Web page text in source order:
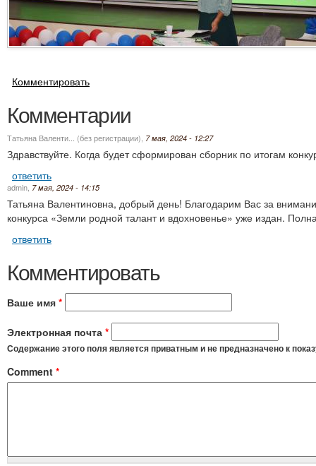
Комментировать
Комментарии
Татьяна Валенти... (без регистрации), 7 мая, 2024 - 12:27
Здравствуйте. Когда будет сформирован сборник по итогам
ответить
admin, 7 мая, 2024 - 14:15
Татьяна Валентиновна, добрый день! Благодарим Вас за
конкурса «Земли родной талант и вдохновенье» уже издан.
ответить
Комментировать
Ваше имя *
Электронная почта *
Содержание этого поля является приватным и не предназначено к
Comment *